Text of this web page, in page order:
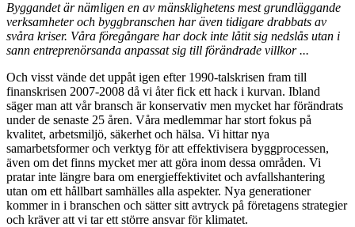
Byggandet är nämligen en av mänsklighetens mest grundläggande
verksamheter och byggbranschen har även tidigare drabbats av
svåra kriser. Våra föregångare har dock inte låtit sig nedslås utan i
sann entreprenörsanda anpassat sig till förändrade villkor ...
Och visst vände det uppåt igen efter 1990-talskrisen fram till
finanskrisen 2007-2008 då vi åter fick ett hack i kurvan. Ibland
säger man att vår bransch är konservativ men mycket har förändrats
under de senaste 25 åren. Våra medlemmar har stort fokus på
kvalitet, arbetsmiljö, säkerhet och hälsa. Vi hittar nya
samarbetsformer och verktyg för att effektivisera byggprocessen,
även om det finns mycket mer att göra inom dessa områden. Vi
pratar inte längre bara om energieffektivitet och avfallshantering
utan om ett hållbart samhälles alla aspekter. Nya generationer
kommer in i branschen och sätter sitt avtryck på företagens strategier
och kräver att vi tar ett större ansvar för klimatet.